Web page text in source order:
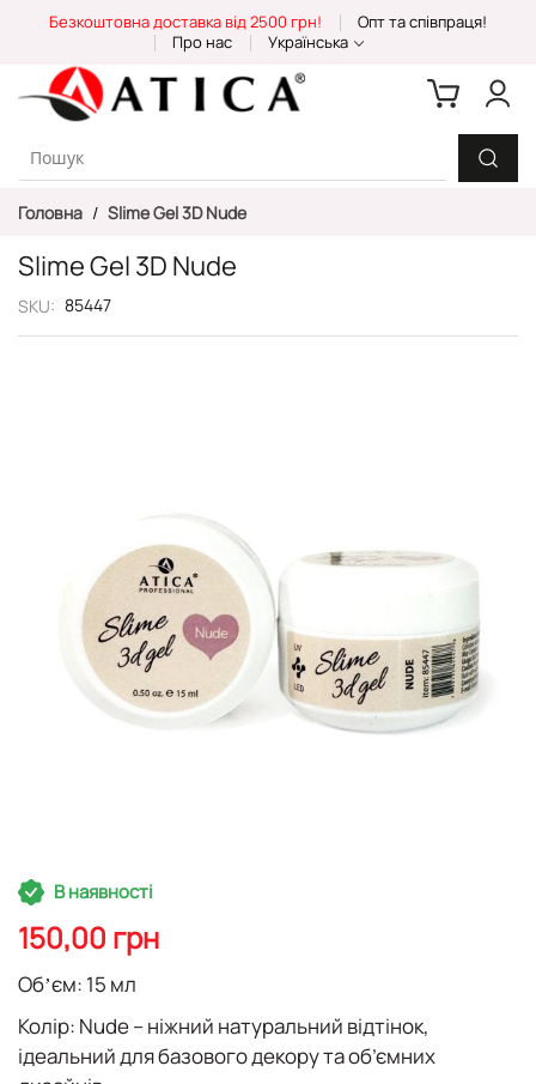
Content
Безкоштовна доставка від 2500 грн!
Опт та співпраця!
Про нас
Українська
Головна Slime Gel 3D Nude
Slime Gel 3D Nude
SKU 85447
Перейти
до
початку
галереї
зображень
В наявності
150,00 грн
Обʼєм: 15 мл
Колір: Nude – ніжний натуральний відтінок,
ідеальний для базового декору та об’ємних